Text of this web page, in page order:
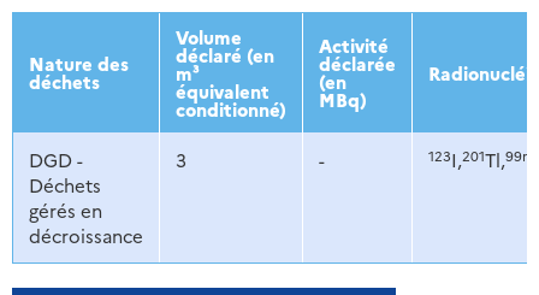
2013 2014 2015 2016
Nature des
déchets
Volume
déclaré (en
m³
équivalent
conditionné)
Activité
déclarée
(en
MBq)
DGD -
Déchets
gérés en
décroissance
3 - 123I,201Tl,99m